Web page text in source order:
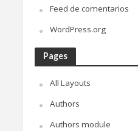
Feed de comentarios
WordPress.org
Pages
All Layouts
Authors
Authors module